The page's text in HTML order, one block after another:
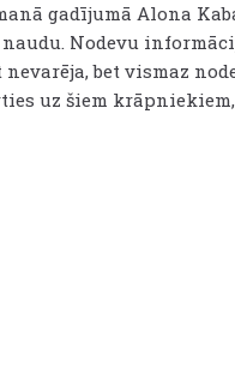
gadījumā Alona
Nodevu
nevarēja, bet vismaz
uz šiem